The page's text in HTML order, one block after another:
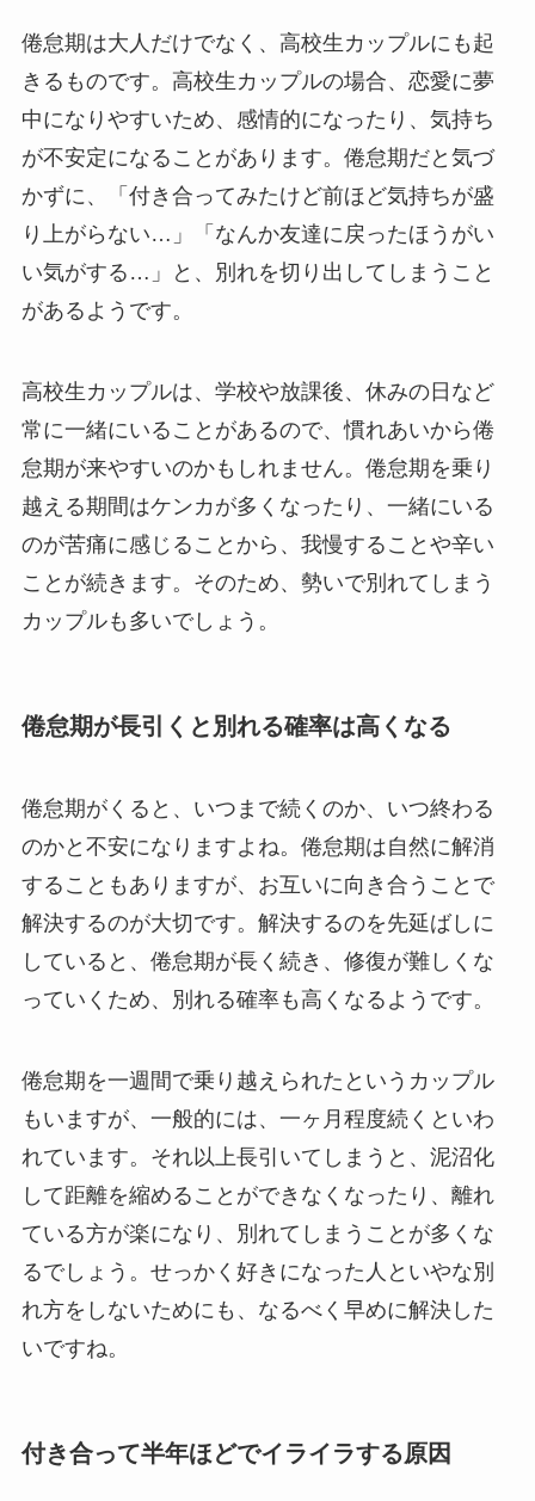
倦怠期は大人だけでなく、高校生カップルにも起
きるものです。高校生カップルの場合、恋愛に夢
中になりやすいため、感情的になったり、気持ち
が不安定になることがあります。倦怠期だと気づ
かずに、「付き合ってみたけど前ほど気持ちが盛
り上がらない…」「なんか友達に戻ったほうがい
い気がする…」と、別れを切り出してしまうこと
があるようです。
高校生カップルは、学校や放課後、休みの日など
常に一緒にいることがあるので、慣れあいから倦
怠期が来やすいのかもしれません。倦怠期を乗り
越える期間はケンカが多くなったり、一緒にいる
のが苦痛に感じることから、我慢することや辛い
ことが続きます。そのため、勢いで別れてしまう
カップルも多いでしょう。
倦怠期が長引くと別れる確率は高くなる
倦怠期がくると、いつまで続くのか、いつ終わる
のかと不安になりますよね。倦怠期は自然に解消
することもありますが、お互いに向き合うことで
解決するのが大切です。解決するのを先延ばしに
していると、倦怠期が長く続き、修復が難しくな
っていくため、別れる確率も高くなるようです。
倦怠期を一週間で乗り越えられたというカップル
もいますが、一般的には、一ヶ月程度続くといわ
れています。それ以上長引いてしまうと、泥沼化
して距離を縮めることができなくなったり、離れ
ている方が楽になり、別れてしまうことが多くな
るでしょう。せっかく好きになった人といやな別
れ方をしないためにも、なるべく早めに解決した
いですね。
付き合って半年ほどでイライラする原因